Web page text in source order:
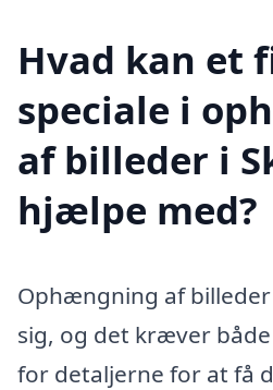
Hvad kan et
speciale i
af billeder i
hjælpe med?
Ophængning af
sig, og det kræver
for detaljerne for at få